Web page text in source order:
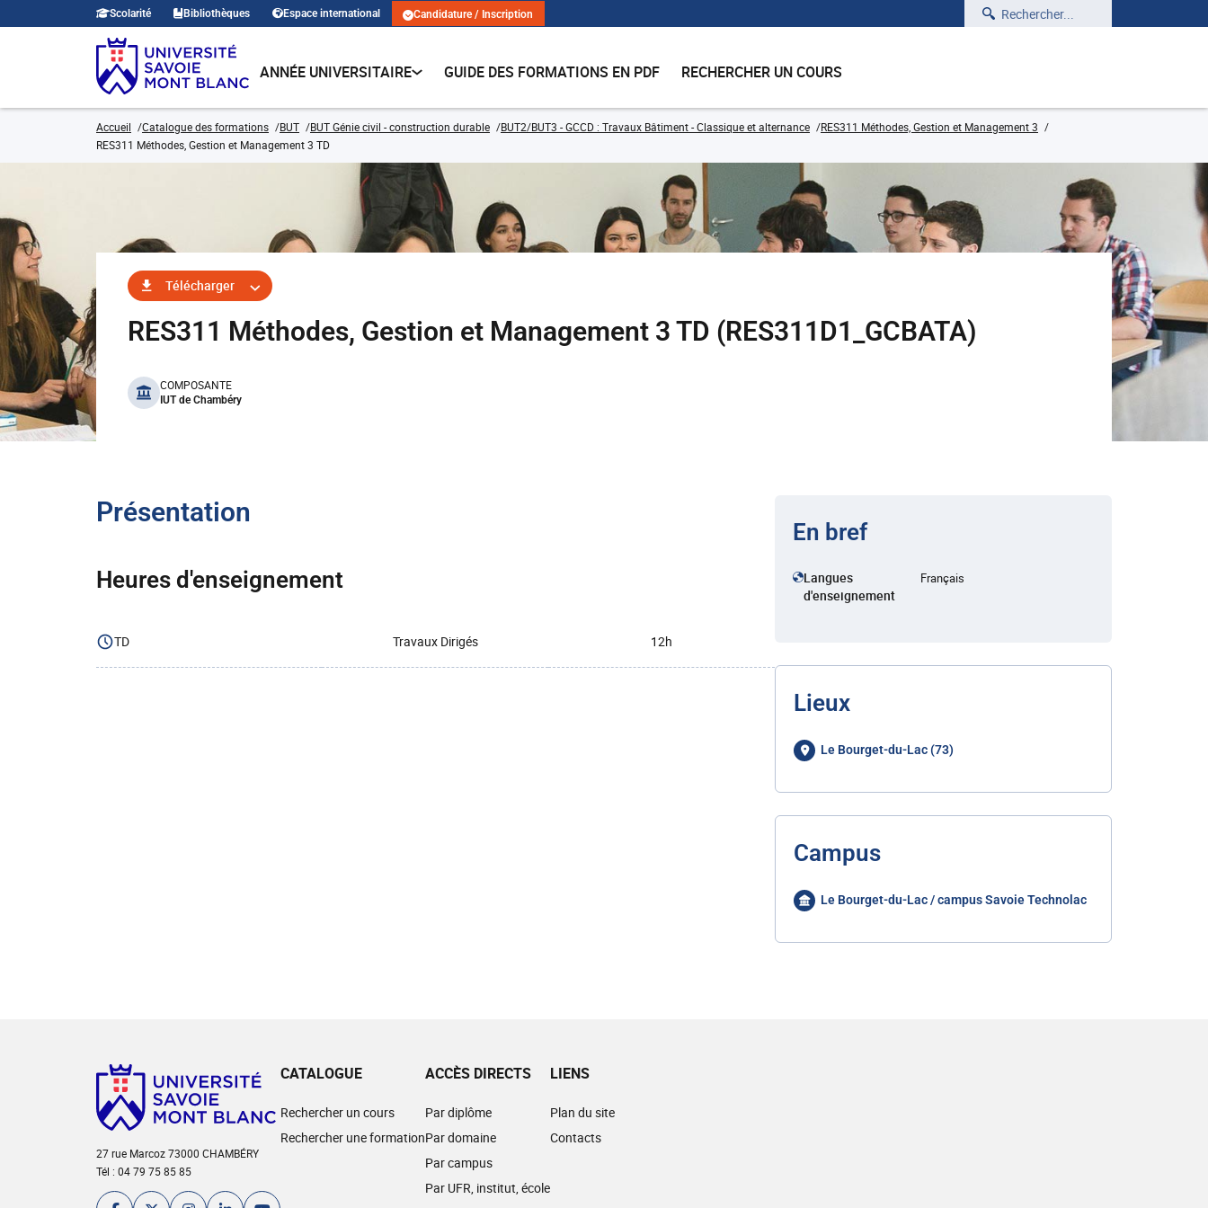
Scolarité Bibliothèques Espace international Candidature / Inscription Rechercher
ANNÉE UNIVERSITAIRE GUIDE DES FORMATIONS EN PDF RECHERCHER UN COURS
Accueil Catalogue des formations BUT BUT Génie civil - construction durable BUT2/BUT3 - GCCD : Travaux Bâtiment - Classique et alternance
RES311 Méthodes, Gestion et Management 3
RES311 Méthodes, Gestion et Management 3 TD
Télécharger
RES311 Méthodes, Gestion et Management 3 TD (RES311D1_GCBATA)
benefits
COMPOSANTE
IUT de Chambéry
Présentation
Heures d'enseignement
TD Travaux Dirigés 12h
En bref
Langues
d'enseignement
Français
Lieux
Le Bourget-du-Lac (73)
Campus
Le Bourget-du-Lac / campus Savoie Technolac
27 rue Marcoz 73000 CHAMBÉRY
Tél : 04 79 75 85 85
CATALOGUE
Rechercher un cours
Rechercher une formation
ACCÈS DIRECTS
Par diplôme
Par domaine
Par campus
Par UFR, institut, école
LIENS
Plan du site
Contacts